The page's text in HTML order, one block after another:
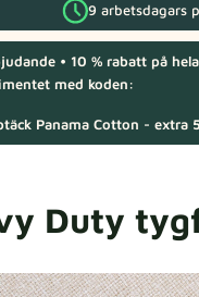
9 arbetsdagars
• 10 % rabatt på hela
med koden:
Panama Cotton - extra
Duty